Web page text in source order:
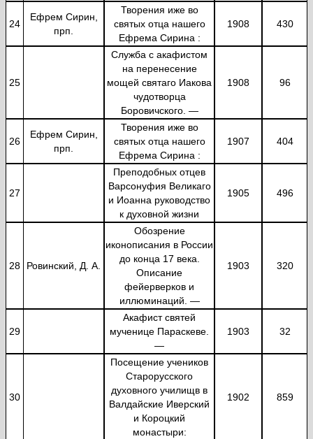
24
Ефрем Сирин,
прп.
Творения иже во
святых отца нашего
Ефрема Сирина :
1908 430
25
Служба с акафистом
на перенесение
мощей святаго Иакова
чудотворца
Боровичского. —
1908 96
26
Ефрем Сирин,
прп.
Творения иже во
святых отца нашего
Ефрема Сирина :
1907 404
27
Преподобных отцев
Варсонуфия Великаго
и Иоанна руководство
к духовной жизни
1905 496
28 Ровинский, Д. А.
Обозрение
иконописания в России
до конца 17 века.
Описание
фейерверков и
иллюминаций. —
1903 320
29
Акафист святей
мученице Параскеве.
—
1903 32
30
Посещение учеников
Старорусского
духовного училищв в
Валдайские Иверский
и Короцкий
монастыри:
1902 859